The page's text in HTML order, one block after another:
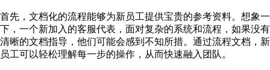
首先，文档化的流程能够为新员工提供宝贵的参考资料。想象一
下，一个新加入的客服代表，面对复杂的系统和流程，如果没有
清晰的文档指导，他们可能会感到不知所措。通过流程文档，新
员工可以轻松理解每一步的操作，从而快速融入团队。